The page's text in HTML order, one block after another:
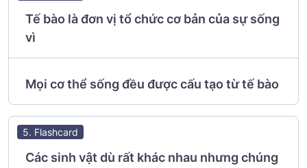
Tế bào là đơn vị tổ chức cơ bản của sự sống
vì
Mọi cơ thể sống đều được cấu tạo từ tế bào
5. Flashcard
Các sinh vật dù rất khác nhau nhưng chúng